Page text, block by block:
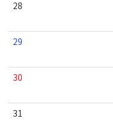
28
29
30
31